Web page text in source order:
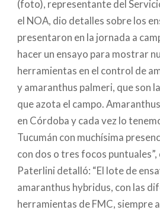
(foto), representante del
el NOA, dio detalles sobre los
presentaron en la jornada a
hacer un ensayo para mostrar
herramientas en el control de
y amaranthus palmeri, que son
que azota el campo.
en Córdoba y cada vez lo
Tucumán con muchísima
con dos o tres focos
Paterlini detalló: “El lote de
amaranthus hybridus, con las
herramientas de FMC, siempre